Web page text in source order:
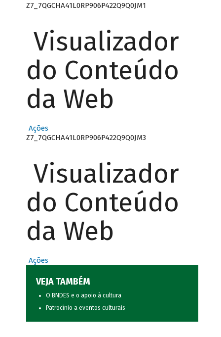
Z7_7QGCHA41L0RP906P422Q9Q0JM1
Visualizador
do Conteúdo
da Web
Ações
Z7_7QGCHA41L0RP906P422Q9Q0JM3
Visualizador
do Conteúdo
da Web
Ações
VEJA TAMBÉM
O BNDES e o apoio à cultura
Patrocínio a eventos culturais